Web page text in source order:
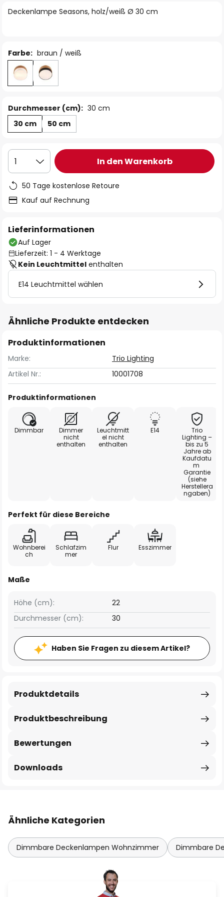
Deckenlampe Seasons, holz/weiß Ø 30 cm
Farbe: braun / weiß
Durchmesser (cm): 30 cm
30 cm
50 cm
1 In den Warenkorb
50 Tage kostenlose Retoure
Kauf auf Rechnung
Lieferinformationen
Auf Lager
Lieferzeit: 1 - 4 Werktage
Kein Leuchtmittel enthalten
E14 Leuchtmittel wählen
Ähnliche Produkte entdecken
Produktinformationen
Marke:
Trio Lighting
Artikel Nr.:
10001708
Produktinformationen
Dimmbar
Dimmer
nicht
enthalten
Leuchtmitt
el nicht
enthalten
E14
Trio
Lighting –
bis zu 5
Jahre ab
Kaufdatu
m
Garantie
(siehe
Herstellera
ngaben)
Perfekt für diese Bereiche
Wohnberei
ch
Schlafzim
mer
Flur Esszimmer
Maße
Höhe (cm):
22
Durchmesser (cm):
30
Haben Sie Fragen zu diesem Artikel?
Produktbeschreibung
Produktdetails
Bewertungen
Downloads
Ähnliche Kategorien
Dimmbare Deckenlampen Wohnzimmer Dimmbare